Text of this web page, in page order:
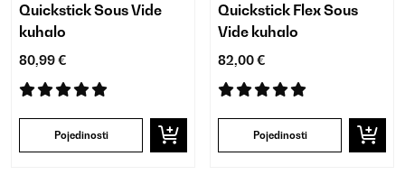
Quickstick Sous Vide
kuhalo
80,99 €
Pojedinosti
Quickstick Flex Sous
Vide kuhalo
82,00 €
Pojedinosti